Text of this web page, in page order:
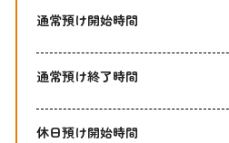
通常預け開始時間
通常預け終了時間
休日預け開始時間